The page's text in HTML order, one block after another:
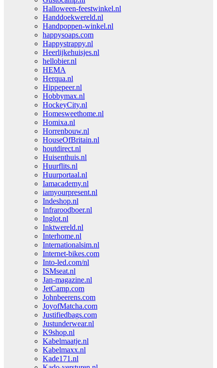
Halloween-feestwinkel.nl
Handdoekwereld.nl
Handpoppen-winkel.nl
happysoaps.com
Happystrappy.nl
Heerlijkehuisjes.nl
hellobier.nl
HEMA
Herqua.nl
Hippepeer.nl
Hobbymax.nl
HockeyCity.nl
Homesweethome.nl
Homixa.nl
Horrenbouw.nl
HouseOfBritain.nl
houtdirect.nl
Huisenthuis.nl
Huurflits.nl
Huurportaal.nl
Iamacademy.nl
iamyourpresent.nl
Indeshop.nl
Infraroodboer.nl
Inglot.nl
Inktwereld.nl
Interhome.nl
Internationalsim.nl
Internet-bikes.com
Into-led.com/nl
ISMseat.nl
Jan-magazine.nl
JetCamp.com
Johnbeerens.com
JoyofMatcha.com
Justifiedbags.com
Justunderwear.nl
K9shop.nl
Kabelmaatje.nl
Kabelmaxx.nl
Kade171.nl